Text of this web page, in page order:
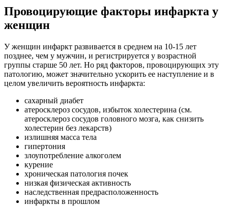
Провоцирующие факторы инфаркта у
женщин
У женщин инфаркт развивается в среднем на 10-15 лет
позднее, чем у мужчин, и регистрируется у возрастной
группы старше 50 лет. Но ряд факторов, провоцирующих эту
патологию, может значительно ускорить ее наступление и в
целом увеличить вероятность инфаркта:
сахарный диабет
атеросклероз сосудов, избыток холестерина (см.
атеросклероз сосудов головного мозга, как снизить
холестерин без лекарств)
излишняя масса тела
гипертония
злоупотребление алкоголем
курение
хроническая патология почек
низкая физическая активность
наследственная предрасположенность
инфаркты в прошлом